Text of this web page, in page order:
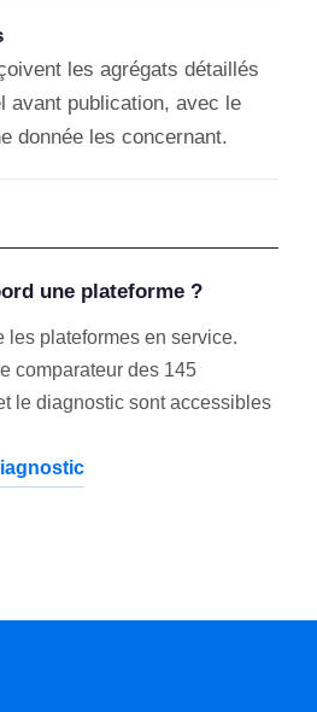
les agrégats détaillés
avant publication, avec le
donnée les concernant.
une plateforme ?
les plateformes en service.
comparateur des 145
le diagnostic sont accessibles